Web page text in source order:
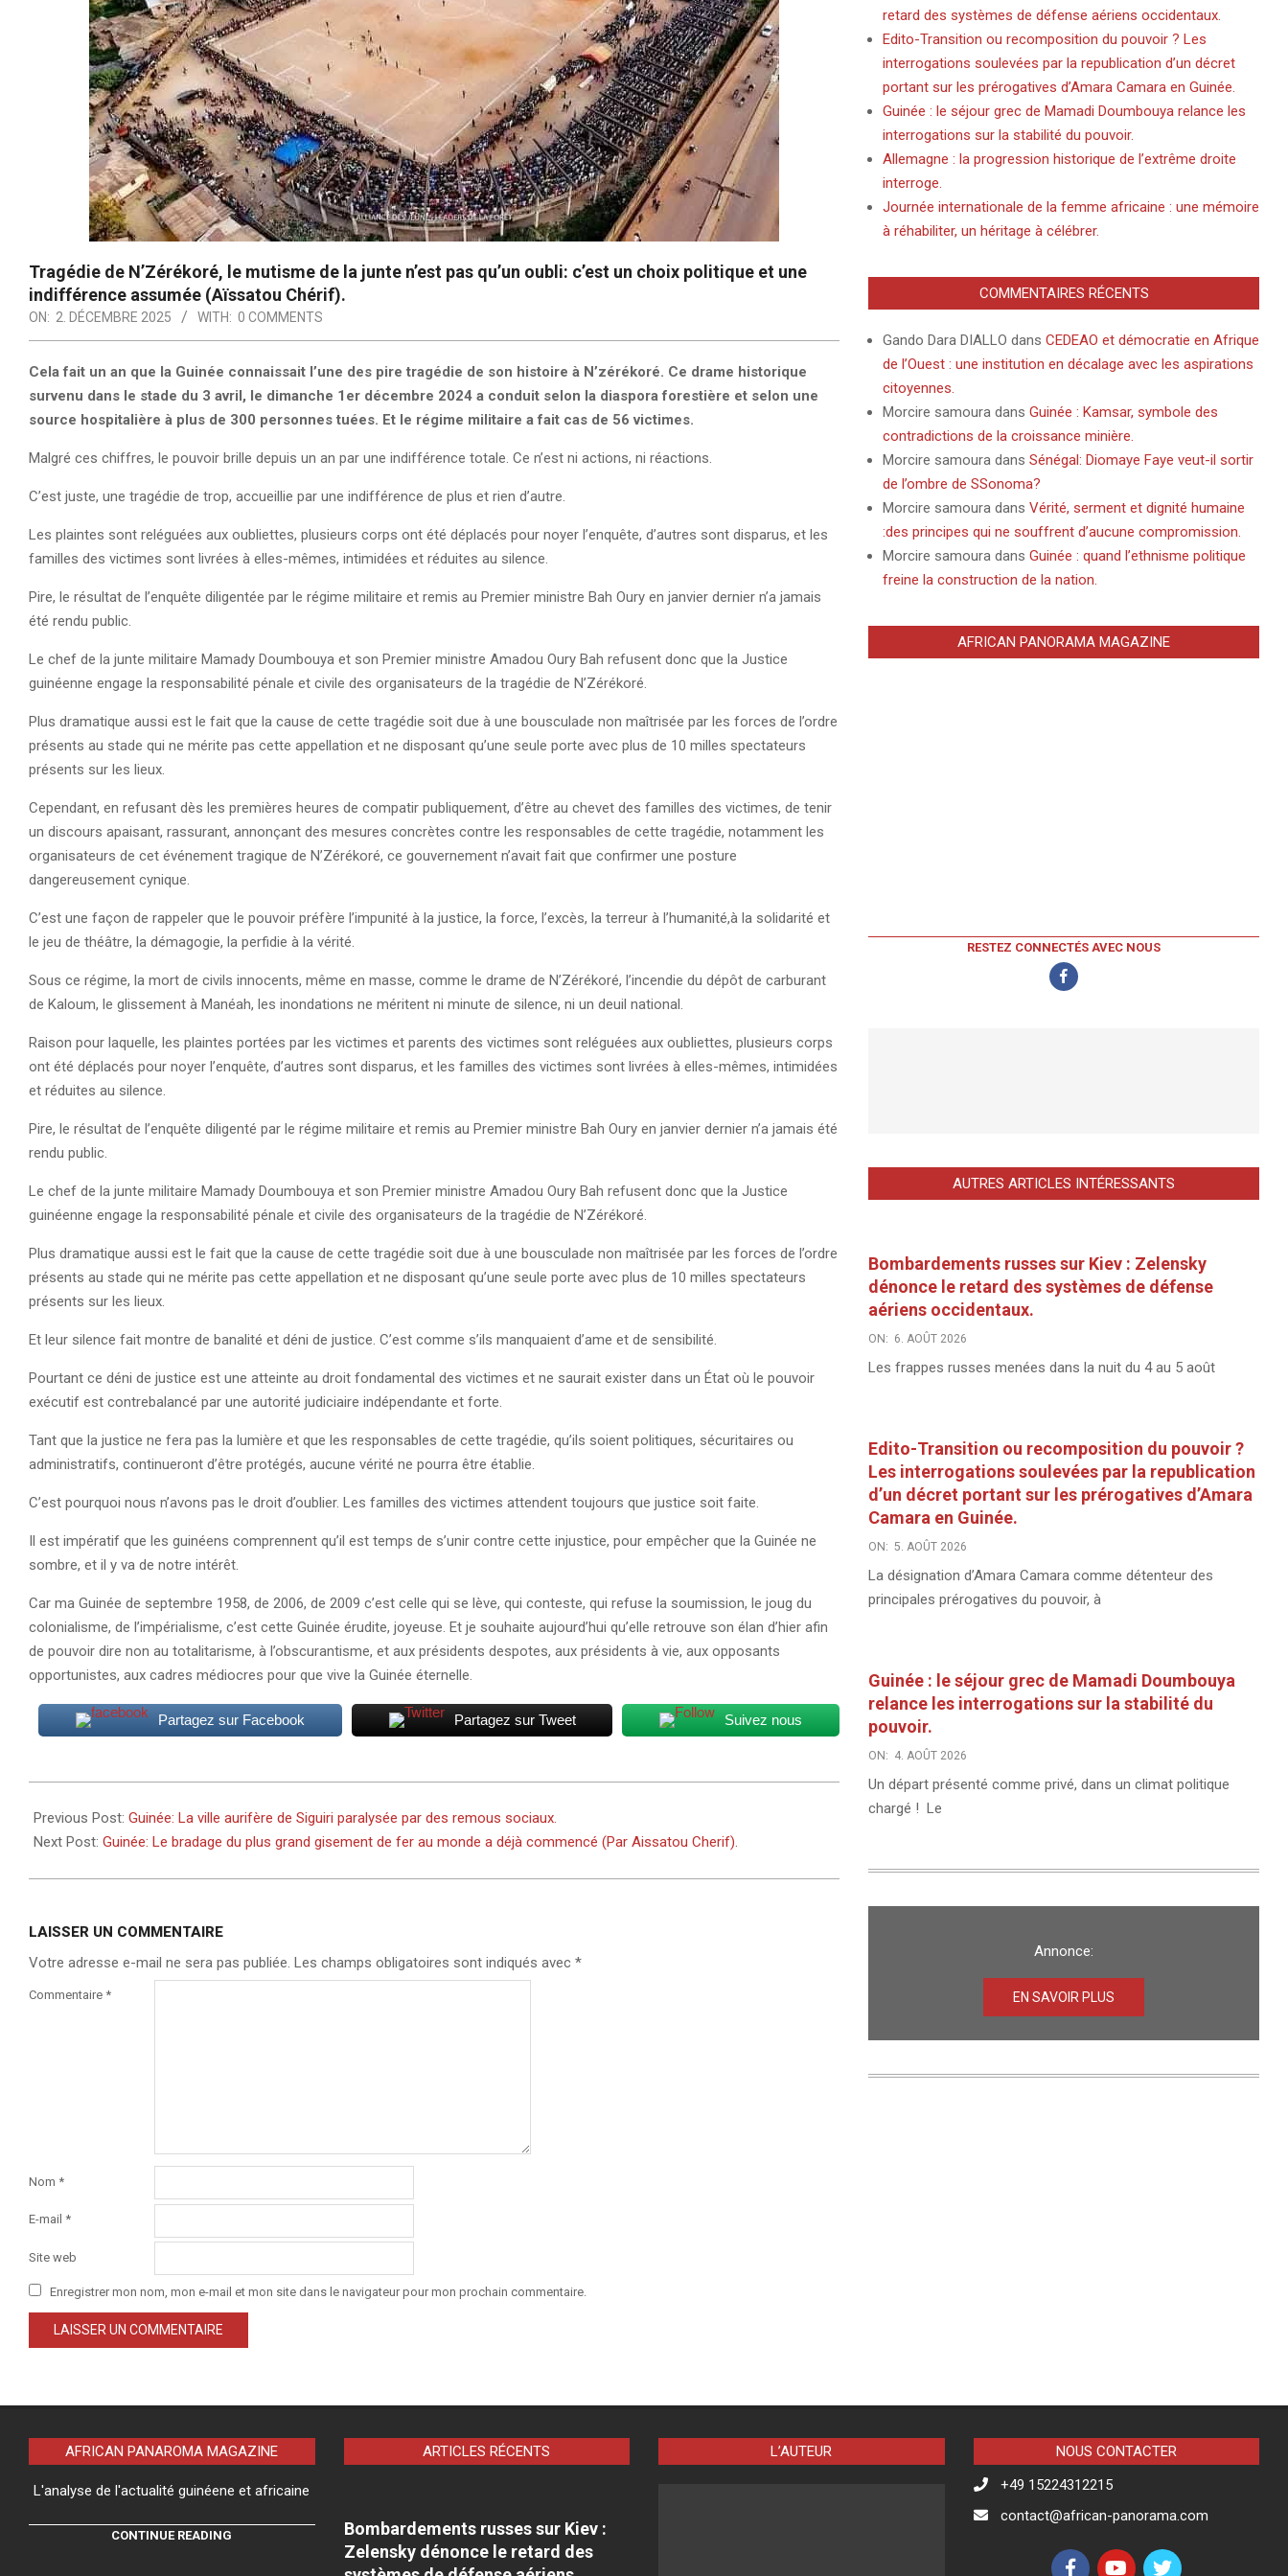
Tragédie de N’Zérékoré, le mutisme de la junte n’est pas qu’un oubli: c’est un choix politique et une
indifférence assumée (Aïssatou Chérif).
ON: 2. DÉCEMBRE 2025 WITH: 0 COMMENTS
Cela fait un an que la Guinée connaissait l’une des pire tragédie de son histoire à N’zérékoré. Ce drame historique
survenu dans le stade du 3 avril, le dimanche 1er décembre 2024 a conduit selon la diaspora forestière et selon une
source hospitalière à plus de 300 personnes tuées. Et le régime militaire a fait cas de 56 victimes.
Malgré ces chiffres, le pouvoir brille depuis un an par une indifférence totale. Ce n’est ni actions, ni réactions.
C’est juste, une tragédie de trop, accueillie par une indifférence de plus et rien d’autre.
Les plaintes sont reléguées aux oubliettes, plusieurs corps ont été déplacés pour noyer l’enquête, d’autres sont disparus, et les
familles des victimes sont livrées à elles-mêmes, intimidées et réduites au silence.
Pire, le résultat de l’enquête diligentée par le régime militaire et remis au Premier ministre Bah Oury en janvier dernier n’a jamais
été rendu public.
Le chef de la junte militaire Mamady Doumbouya et son Premier ministre Amadou Oury Bah refusent donc que la Justice
guinéenne engage la responsabilité pénale et civile des organisateurs de la tragédie de N’Zérékoré.
Plus dramatique aussi est le fait que la cause de cette tragédie soit due à une bousculade non maîtrisée par les forces de l’ordre
présents au stade qui ne mérite pas cette appellation et ne disposant qu’une seule porte avec plus de 10 milles spectateurs
présents sur les lieux.
Cependant, en refusant dès les premières heures de compatir publiquement, d’être au chevet des familles des victimes, de tenir
un discours apaisant, rassurant, annonçant des mesures concrètes contre les responsables de cette tragédie, notamment les
organisateurs de cet événement tragique de N’Zérékoré, ce gouvernement n’avait fait que confirmer une posture
dangereusement cynique.
C’est une façon de rappeler que le pouvoir préfère l’impunité à la justice, la force, l’excès, la terreur à l’humanité,à la solidarité et
le jeu de théâtre, la démagogie, la perfidie à la vérité.
Sous ce régime, la mort de civils innocents, même en masse, comme le drame de N’Zérékoré, l’incendie du dépôt de carburant
de Kaloum, le glissement à Manéah, les inondations ne méritent ni minute de silence, ni un deuil national.
Raison pour laquelle, les plaintes portées par les victimes et parents des victimes sont reléguées aux oubliettes, plusieurs corps
ont été déplacés pour noyer l’enquête, d’autres sont disparus, et les familles des victimes sont livrées à elles-mêmes, intimidées
et réduites au silence.
Pire, le résultat de l’enquête diligenté par le régime militaire et remis au Premier ministre Bah Oury en janvier dernier n’a jamais été
rendu public.
Le chef de la junte militaire Mamady Doumbouya et son Premier ministre Amadou Oury Bah refusent donc que la Justice
guinéenne engage la responsabilité pénale et civile des organisateurs de la tragédie de N’Zérékoré.
Plus dramatique aussi est le fait que la cause de cette tragédie soit due à une bousculade non maîtrisée par les forces de l’ordre
présents au stade qui ne mérite pas cette appellation et ne disposant qu’une seule porte avec plus de 10 milles spectateurs
présents sur les lieux.
Et leur silence fait montre de banalité et déni de justice. C’est comme s’ils manquaient d’ame et de sensibilité.
Pourtant ce déni de justice est une atteinte au droit fondamental des victimes et ne saurait exister dans un État où le pouvoir
exécutif est contrebalancé par une autorité judiciaire indépendante et forte.
Tant que la justice ne fera pas la lumière et que les responsables de cette tragédie, qu’ils soient politiques, sécuritaires ou
administratifs, continueront d’être protégés, aucune vérité ne pourra être établie.
C’est pourquoi nous n’avons pas le droit d’oublier. Les familles des victimes attendent toujours que justice soit faite.
Il est impératif que les guinéens comprennent qu’il est temps de s’unir contre cette injustice, pour empêcher que la Guinée ne
sombre, et il y va de notre intérêt.
Car ma Guinée de septembre 1958, de 2006, de 2009 c’est celle qui se lève, qui conteste, qui refuse la soumission, le joug du
colonialisme, de l’impérialisme, c’est cette Guinée érudite, joyeuse. Et je souhaite aujourd’hui qu’elle retrouve son élan d’hier afin
de pouvoir dire non au totalitarisme, à l’obscurantisme, et aux présidents despotes, aux présidents à vie, aux opposants
opportunistes, aux cadres médiocres pour que vive la Guinée éternelle.
Partagez sur Facebook Partagez sur Tweet Suivez nous
12-
02
Previous Post: Guinée: La ville aurifère de Siguiri paralysée par des remous sociaux.
Next Post: Guinée: Le bradage du plus grand gisement de fer au monde a déjà commencé (Par Aissatou Cherif).
LAISSER UN COMMENTAIRE
Votre adresse e-mail ne sera pas publiée. Les champs obligatoires sont indiqués avec *
Commentaire *
Nom *
E-mail *
Site web
Enregistrer mon nom, mon e-mail et mon site dans le navigateur pour mon prochain commentaire.
retard des systèmes de défense aériens occidentaux.
Edito-Transition ou recomposition du pouvoir ? Les
interrogations soulevées par la republication d’un décret
portant sur les prérogatives d’Amara Camara en Guinée.
Guinée : le séjour grec de Mamadi Doumbouya relance les
interrogations sur la stabilité du pouvoir.
Allemagne : la progression historique de l’extrême droite
interroge.
Journée internationale de la femme africaine : une mémoire
à réhabiliter, un héritage à célébrer.
COMMENTAIRES RÉCENTS
Gando Dara DIALLO dans CEDEAO et démocratie en Afrique
de l’Ouest : une institution en décalage avec les aspirations
citoyennes.
Morcire samoura dans Guinée : Kamsar, symbole des
contradictions de la croissance minière.
Morcire samoura dans Sénégal: Diomaye Faye veut-il sortir
de l’ombre de SSonoma?
Morcire samoura dans Vérité, serment et dignité humaine
:des principes qui ne souffrent d’aucune compromission.
Morcire samoura dans Guinée : quand l’ethnisme politique
freine la construction de la nation.
AFRICAN PANORAMA MAGAZINE
RESTEZ CONNECTÉS AVEC NOUS
AUTRES ARTICLES INTÉRESSANTS
Bombardements russes sur Kiev : Zelensky
dénonce le retard des systèmes de défense
aériens occidentaux.
ON: 6. AOÛT 2026
Les frappes russes menées dans la nuit du 4 au 5 août
Edito-Transition ou recomposition du pouvoir ?
Les interrogations soulevées par la republication
d’un décret portant sur les prérogatives d’Amara
Camara en Guinée.
ON: 5. AOÛT 2026
La désignation d’Amara Camara comme détenteur des
principales prérogatives du pouvoir, à
Guinée : le séjour grec de Mamadi Doumbouya
relance les interrogations sur la stabilité du
pouvoir.
ON: 4. AOÛT 2026
Un départ présenté comme privé, dans un climat politique
chargé ! Le
Annonce:
EN SAVOIR PLUS
AFRICAN PANAROMA MAGAZINE
L'analyse de l'actualité guinéene et africaine
CONTINUE READING
ARTICLES RÉCENTS
Bombardements russes sur Kiev :
Zelensky dénonce le retard des
L’AUTEUR
NOUS CONTACTER
+49 15224312215
contact@african-panorama.com